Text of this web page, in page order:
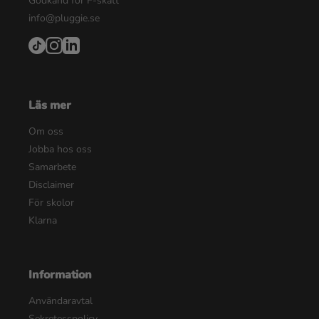
info@pluggie.se
Läs mer
Om oss
Jobba hos oss
Samarbete
Disclaimer
För skolor
Klarna
Information
Användaravtal